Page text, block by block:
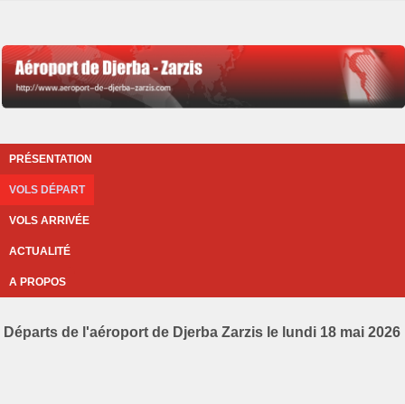
PRÉSENTATION
VOLS DÉPART
VOLS ARRIVÉE
ACTUALITÉ
A PROPOS
Départs de l'aéroport de Djerba Zarzis le lundi 18 mai 2026